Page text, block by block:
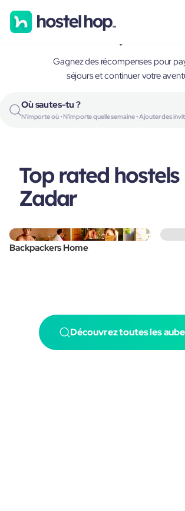
Zadar,
Gagnez des récompenses pour
séjours et continuer votre
Où sautes-tu ?
N'importe où • N'importe quelle semaine • Ajouter des
Top rated hostels
Zadar
Backpackers Home
Découvrez toutes les